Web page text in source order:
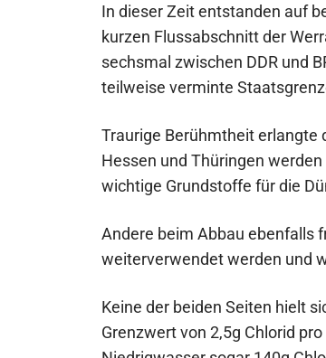
In dieser Zeit entstanden auf
kurzen Flussabschnitt der
sechsmal zwischen DDR und
teilweise verminte
Traurige Berühmtheit erlangte
Hessen und Thüringen
wichtige Grundstoffe für die
Andere beim Abbau ebenfalls
weiterverwendet werden und
Keine der beiden Seiten hielt
Grenzwert von 2,5g Chlorid